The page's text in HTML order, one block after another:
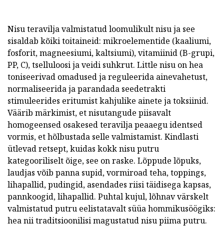
Nisu teravilja valmistatud loomulikult nisu ja see
sisaldab kõiki toitaineid: mikroelementide (kaaliumi,
fosforit, magneesiumi, kaltsiumi), vitamiinid (B-grupi,
PP, C), tselluloosi ja veidi suhkrut. Little nisu on hea
toniseerivad omadused ja reguleerida ainevahetust,
normaliseerida ja parandada seedetrakti
stimuleerides eritumist kahjulike ainete ja toksiinid.
Väärib märkimist, et nisutangude piisavalt
homogeensed osakesed teravilja peaaegu identsed
vormis, et hõlbustada selle valmistamist. Kindlasti
ütlevad retsept, kuidas kokk nisu putru
kategooriliselt õige, see on raske. Lõppude lõpuks,
laudjas võib panna supid, vormiroad teha, toppings,
lihapallid, pudingid, asendades riisi täidisega kapsas,
pannkoogid, lihapallid. Puhtal kujul, lõhnav värskelt
valmistatud putru eelistatavalt süüa hommikusöögiks:
hea nii traditsioonilisi magustatud nisu piima putru.